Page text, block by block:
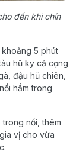
đến khi chín
khoảng 5 phút
hũ ky cả cọng
đậu hũ chiên,
hầm trong
nồi, thêm
vị cho vừa